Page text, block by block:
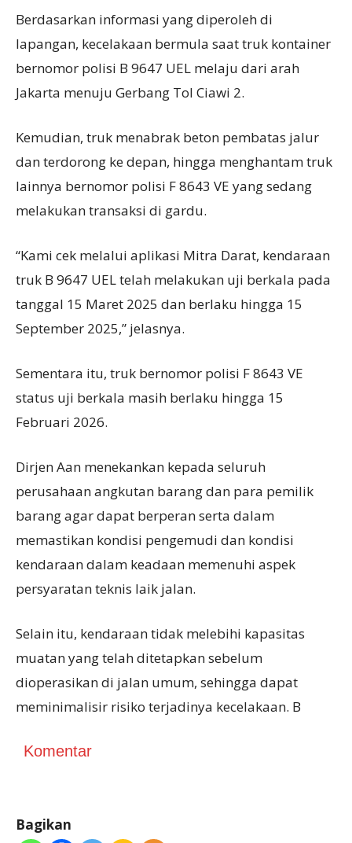
Berdasarkan informasi yang diperoleh di
lapangan, kecelakaan bermula saat truk kontainer
bernomor polisi B 9647 UEL melaju dari arah
Jakarta menuju Gerbang Tol Ciawi 2.
Kemudian, truk menabrak beton pembatas jalur
dan terdorong ke depan, hingga menghantam truk
lainnya bernomor polisi F 8643 VE yang sedang
melakukan transaksi di gardu.
“Kami cek melalui aplikasi Mitra Darat, kendaraan
truk B 9647 UEL telah melakukan uji berkala pada
tanggal 15 Maret 2025 dan berlaku hingga 15
September 2025,” jelasnya.
Sementara itu, truk bernomor polisi F 8643 VE
status uji berkala masih berlaku hingga 15
Februari 2026.
Dirjen Aan menekankan kepada seluruh
perusahaan angkutan barang dan para pemilik
barang agar dapat berperan serta dalam
memastikan kondisi pengemudi dan kondisi
kendaraan dalam keadaan memenuhi aspek
persyaratan teknis laik jalan.
Selain itu, kendaraan tidak melebihi kapasitas
muatan yang telah ditetapkan sebelum
dioperasikan di jalan umum, sehingga dapat
meminimalisir risiko terjadinya kecelakaan. B
Komentar
Bagikan